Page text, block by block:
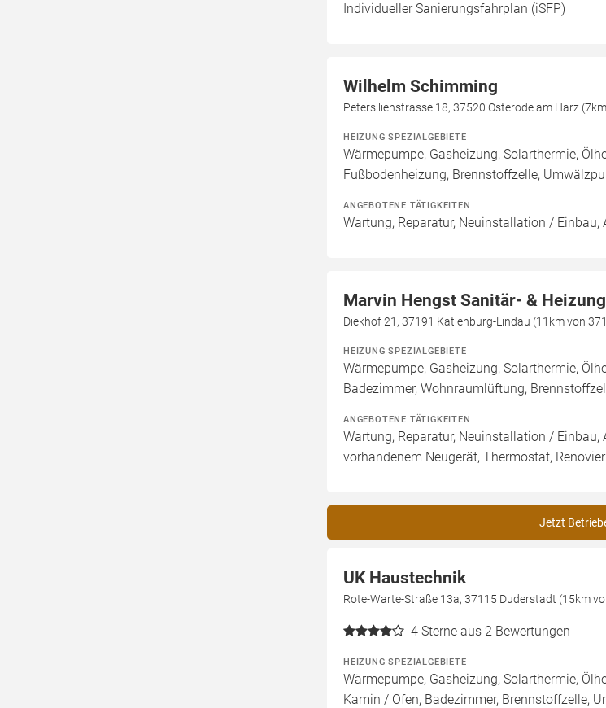
Individueller Sanierungsfahrplan (iSFP)
Wilhelm Schimming
Petersilienstrasse 18, 37520 Osterode am Harz
HEIZUNG SPEZIALGEBIETE
Wärmepumpe, Gasheizung, Solarthermie,
Fußbodenheizung, Brennstoffzelle,
ANGEBOTENE TÄTIGKEITEN
Wartung, Reparatur, Neuinstallation /
Marvin Hengst Sanitär- &
Diekhof 21, 37191 Katlenburg-Lindau (11km von
HEIZUNG SPEZIALGEBIETE
Wärmepumpe, Gasheizung, Solarthermie,
Badezimmer, Wohnraumlüftung,
ANGEBOTENE TÄTIGKEITEN
Wartung, Reparatur, Neuinstallation /
vorhandenem Neugerät, Thermostat,
Jetzt
UK Haustechnik
Rote-Warte-Straße 13a, 37115 Duderstadt (15km
4 Sterne aus 2 Bewertungen
HEIZUNG SPEZIALGEBIETE
Wärmepumpe, Gasheizung, Solarthermie,
Kamin / Ofen, Badezimmer, Brennstoffzelle,